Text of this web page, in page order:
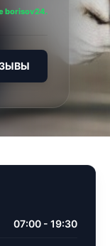
borisov24.
07:00 - 19:30